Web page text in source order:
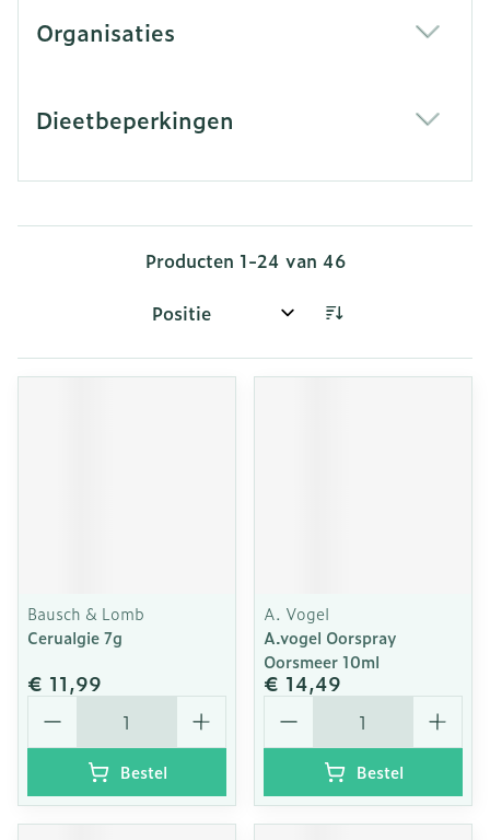
Organisaties
Dieetbeperkingen
Producten 1-24 van 46
Sorteer op:
Bausch & Lomb
Cerualgie 7g
€ 11,99
Aantal
Bestel
A. Vogel
A.vogel Oorspray
Oorsmeer 10ml
€ 14,49
Aantal
Bestel